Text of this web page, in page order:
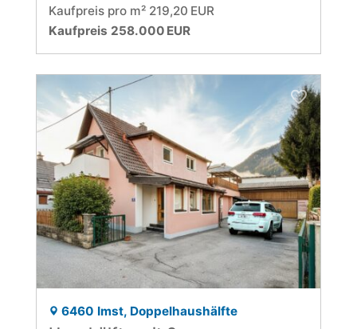
Kaufpreis pro m² 219,20 EUR
Kaufpreis 258.000 EUR
6460 Imst, Doppelhaushälfte